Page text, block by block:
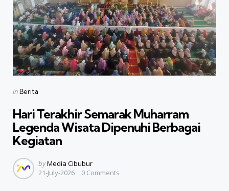
Categories
Posted
inBerita
Hari Terakhir Semarak Muharram
Legenda Wisata Dipenuhi Berbagai
Kegiatan
Posted
by
byMedia Cibubur
21-July-2026
0 Comments